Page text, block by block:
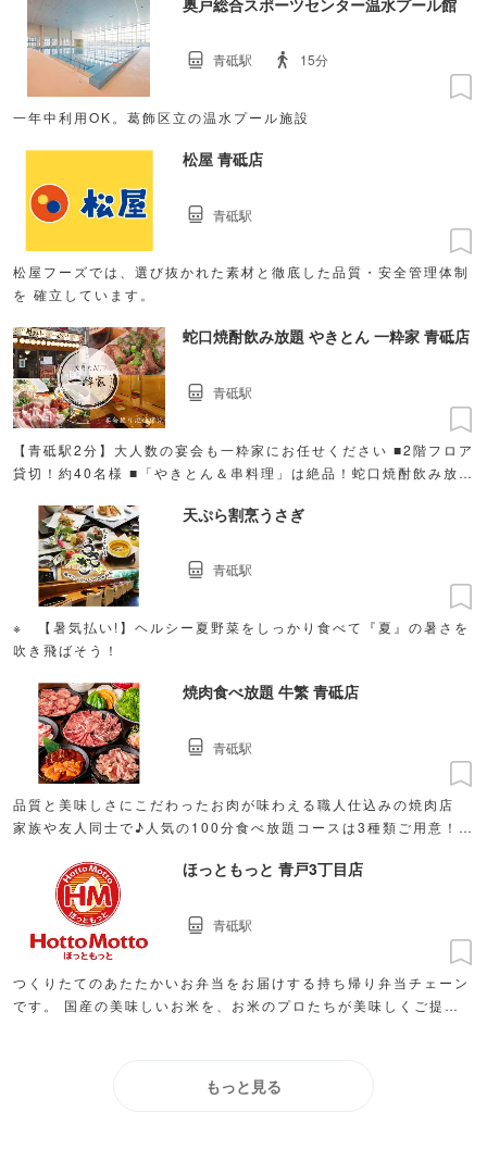
一年中利用OK。葛飾区立の温水プール施設
青砥駅 15分
松屋 青砥店
松屋フーズでは、選び抜かれた素材と徹底した品質・安全管理体制
を 確立しています。
青砥駅
蛇口焼酎飲み放題 やきとん 一粋家 青砥店
【青砥駅2分】大人数の宴会も一粋家にお任せください ■2階フロア
貸切！約40名様 ■「やきとん＆串料理」は絶品！蛇口焼酎飲み放題
青砥駅
天ぷら割烹うさぎ
※ 【暑気払い!】ヘルシー夏野菜をしっかり食べて『夏』の暑さを
吹き飛ばそう！
青砥駅
焼肉食べ放題 牛繁 青砥店
品質と美味しさにこだわったお肉が味わえる職人仕込みの焼肉店
家族や友人同士で♪人気の100分食べ放題コースは3種類ご用意！
青砥駅
ほっともっと 青戸3丁目店
つくりたてのあたたかいお弁当をお届けする持ち帰り弁当チェーン
です。 国産の美味しいお米を、お米のプロたちが美味しくご提供
青砥駅
もっと見る